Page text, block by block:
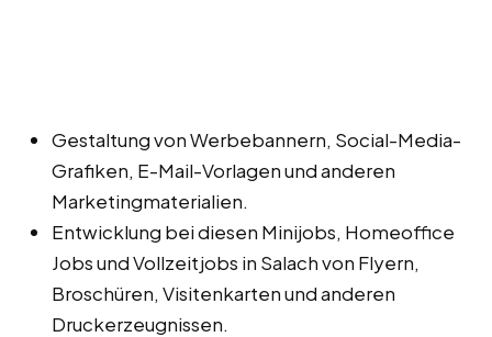
Gestaltung von Werbebannern, Social-Media-
Grafiken, E-Mail-Vorlagen und anderen
Marketingmaterialien.
Entwicklung bei diesen Minijobs, Homeoffice
Jobs und Vollzeitjobs in Salach von Flyern,
Broschüren, Visitenkarten und anderen
Druckerzeugnissen.